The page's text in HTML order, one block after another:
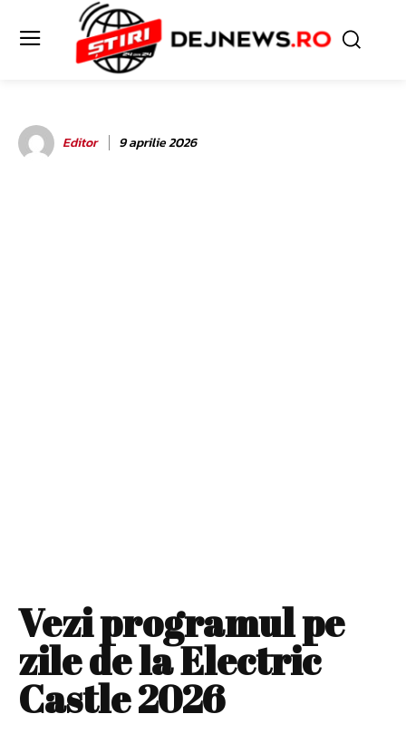
Editor 9 aprilie 2026
Vezi programul pe
zile de la Electric
Castle 2026